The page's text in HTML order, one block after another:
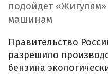
подойдет
машинам
Правительство
разрешило
бензина